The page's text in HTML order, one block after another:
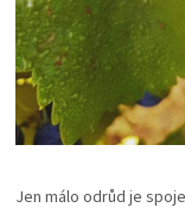
Jen málo odrůd je